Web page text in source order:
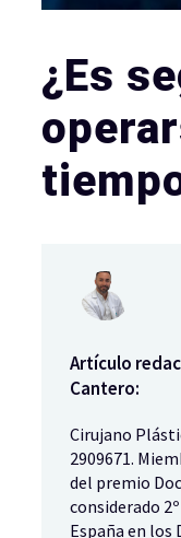
¿Es
Artículo
Cantero:
Cirujano
2909671.
del premio
considerado
España en los